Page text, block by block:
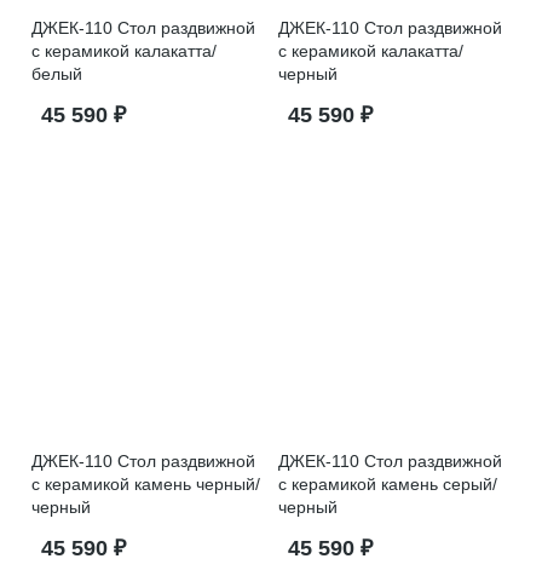
ДЖЕК-110 Стол раздвижной
с керамикой калакатта/
белый
45 590 ₽
ДЖЕК-110 Стол раздвижной
с керамикой калакатта/
черный
45 590 ₽
ДЖЕК-110 Стол раздвижной
с керамикой камень черный/
черный
45 590 ₽
ДЖЕК-110 Стол раздвижной
с керамикой камень серый/
черный
45 590 ₽